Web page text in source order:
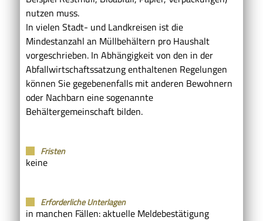
nutzen muss.
In vielen Stadt- und Landkreisen ist die
Mindestanzahl an Müllbehältern pro Haushalt
vorgeschrieben. In Abhängigkeit von den in der
Abfallwirtschaftssatzungenthaltenen Regelungen
können Sie gegebenenfalls mit anderen Bewohnern
oder Nachbarn eine sogenannte
Behältergemeinschaft bilden.
Fristen
keine
Erforderliche Unterlagen
in manchen Fällen: aktuelle Meldebestätigung